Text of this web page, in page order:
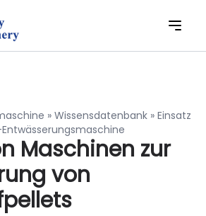
» Wissensdatenbank » Einsatz
Maschinen zur
von